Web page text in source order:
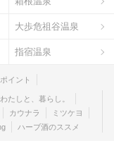
大歩危祖谷温泉
指宿温泉
イント
わたしと、暮らし。
カウナラ
ミツケヨ
ハーブ酒のススメ